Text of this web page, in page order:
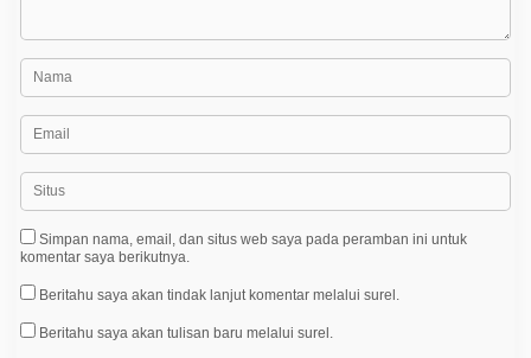
Simpan nama, email, dan situs web saya pada peramban ini untuk
komentar saya berikutnya.
Beritahu saya akan tindak lanjut komentar melalui surel.
Beritahu saya akan tulisan baru melalui surel.